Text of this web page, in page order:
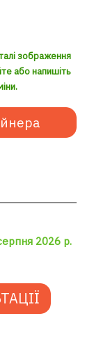
зображення
або напишіть
2026 р.